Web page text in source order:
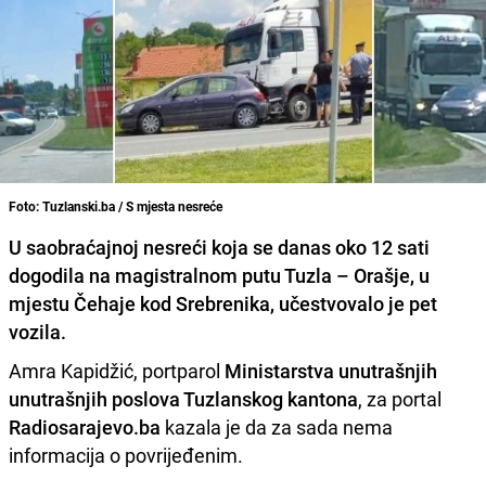
Foto: Tuzlanski.ba / S mjesta nesreće
U saobraćajnoj nesreći koja se danas oko 12 sati
dogodila na magistralnom putu Tuzla – Orašje, u
mjestu Čehaje kod Srebrenika, učestvovalo je pet
vozila.
Amra Kapidžić, portparol Ministarstva unutrašnjih
unutrašnjih poslova Tuzlanskog kantona, za portal
Radiosarajevo.ba kazala je da za sada nema
informacija o povrijeđenim.